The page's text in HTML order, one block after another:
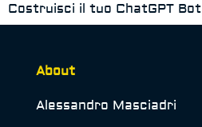
Costruisci il tuo ChatGPT Bot
About
Alessandro Masciadri